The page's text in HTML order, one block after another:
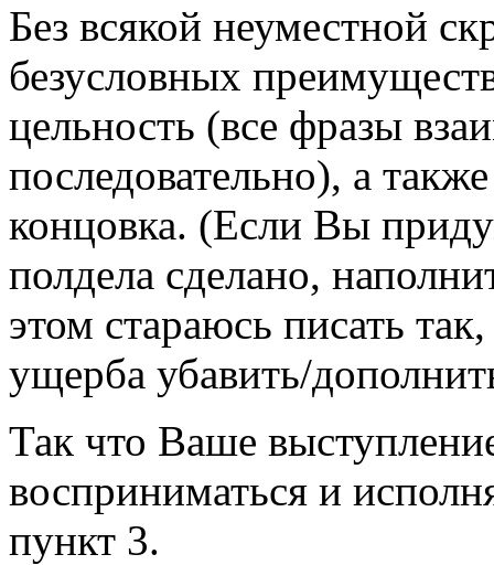
Без всякой неуместной
безусловных
цельность (все фразы
последовательно), а
концовка. (Если Вы
полдела сделано,
этом стараюсь писать
ущерба убавить/
Так что Ваше
восприниматься и
пункт 3.